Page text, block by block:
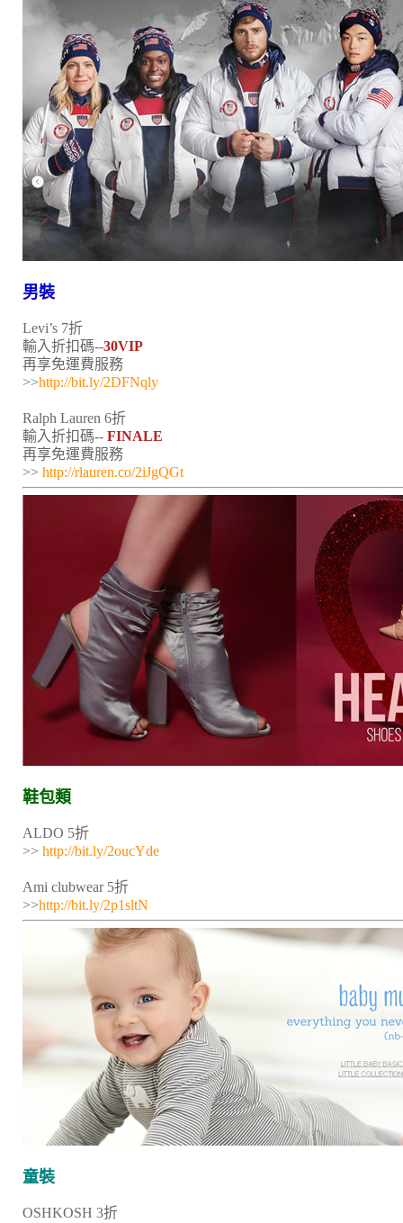
男裝
Levi’s 7折
輸入折扣碼--30VIP
再享免運費服務
>>http://bit.ly/2DFNqly
Ralph Lauren 6折
輸入折扣碼-- FINALE
再享免運費服務
>> http://rlauren.co/2iJgQGt
鞋包類
ALDO 5折
>> http://bit.ly/2oucYde
Ami clubwear 5折
>>http://bit.ly/2p1sltN
童裝
OSHKOSH 3折